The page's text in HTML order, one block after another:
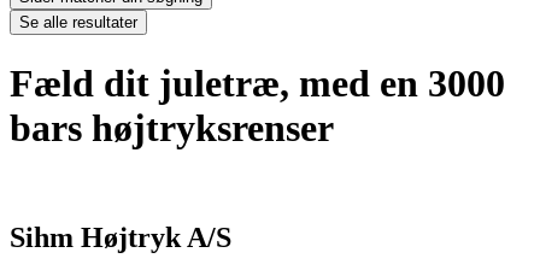
Se alle resultater
Fæld dit juletræ, med en 3000
bars højtryksrenser
Sihm Højtryk A/S